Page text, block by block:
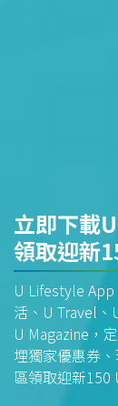
立即下載
領取迎新
U Lifestyle
活、U Travel
U Magazine，
埋獨家優惠券
區領取迎新150